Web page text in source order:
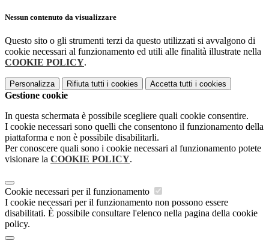
Nessun contenuto da visualizzare
Questo sito o gli strumenti terzi da questo utilizzati si avvalgono di
cookie necessari al funzionamento ed utili alle finalità illustrate nella
COOKIE POLICY.
Personalizza Rifiuta tutti i cookies Accetta tutti i cookies
Gestione cookie
In questa schermata è possibile scegliere quali cookie consentire.
I cookie necessari sono quelli che consentono il funzionamento della
piattaforma e non è possibile disabilitarli.
Per conoscere quali sono i cookie necessari al funzionamento potete
visionare la COOKIE POLICY.
Cookie necessari per il funzionamento
I cookie necessari per il funzionamento non possono essere
disabilitati. È possibile consultare l'elenco nella pagina della cookie
policy.